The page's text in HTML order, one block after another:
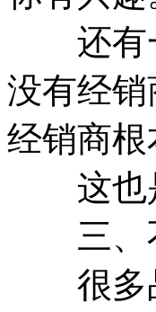
还有一
没有经
经销商
这也是
三、
很多品